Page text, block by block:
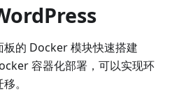
的 Docker 模块快速搭建
容器化部署，可以实现环
。